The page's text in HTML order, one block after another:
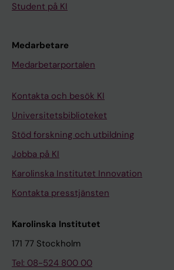
Student på KI
Medarbetare
Medarbetarportalen
Kontakta och besök KI
Universitetsbiblioteket
Stöd forskning och utbildning
Jobba på KI
Karolinska Institutet Innovation
Kontakta presstjänsten
Karolinska Institutet
171 77 Stockholm
Tel: 08-524 800 00